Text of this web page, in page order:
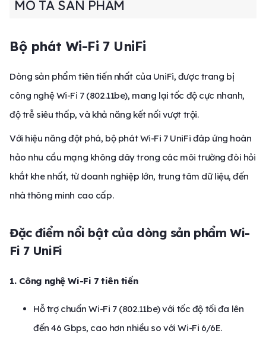
MÔ TẢ SẢN PHẨM
Bộ phát Wi-Fi 7 UniFi
Dòng sản phẩm tiên tiến nhất của UniFi, được trang bị
công nghệ Wi-Fi 7 (802.11be), mang lại tốc độ cực nhanh,
độ trễ siêu thấp, và khả năng kết nối vượt trội.
Với hiệu năng đột phá, bộ phát Wi-Fi 7 UniFi đáp ứng hoàn
hảo nhu cầu mạng không dây trong các môi trường đòi hỏi
khắt khe nhất, từ doanh nghiệp lớn, trung tâm dữ liệu, đến
nhà thông minh cao cấp.
Đặc điểm nổi bật của dòng sản phẩm Wi-
Fi 7 UniFi
1. Công nghệ Wi-Fi 7 tiên tiến
Hỗ trợ chuẩn Wi-Fi 7 (802.11be) với tốc độ tối đa lên
đến 46 Gbps, cao hơn nhiều so với Wi-Fi 6/6E.